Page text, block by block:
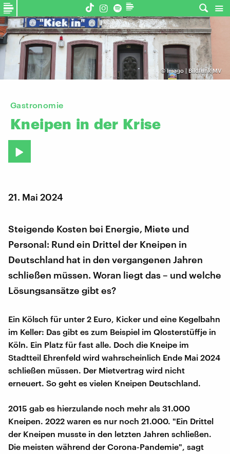
©Imago | Bildfunk MV
Gastronomie
Kneipen in der Krise
21. Mai 2024
Steigende Kosten bei Energie, Miete und
Personal: Rund ein Drittel der Kneipen in
Deutschland hat in den vergangenen Jahren
schließen müssen. Woran liegt das – und welche
Lösungsansätze gibt es?
Ein Kölsch für unter 2 Euro, Kicker und eine Kegelbahn
im Keller: Das gibt es zum Beispiel im Qlosterstüffje in
Köln. Ein Platz für fast alle. Doch die Kneipe im
Stadtteil Ehrenfeld wird wahrscheinlich Ende Mai 2024
schließen müssen. Der Mietvertrag wird nicht
erneuert. So geht es vielen Kneipen Deutschland.
2015 gab es hierzulande noch mehr als 31.000
Kneipen. 2022 waren es nur noch 21.000. "Ein Drittel
der Kneipen musste in den letzten Jahren schließen.
Die meisten während der Corona-Pandemie", sagt